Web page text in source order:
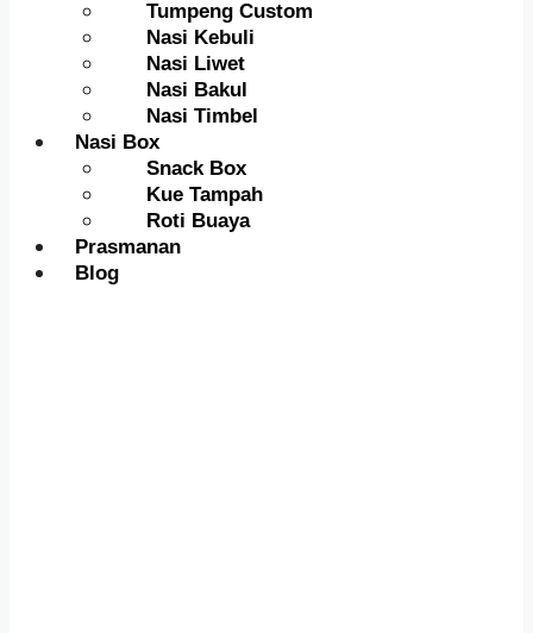
Tumpeng Custom
Nasi Kebuli
Nasi Liwet
Nasi Bakul
Nasi Timbel
Nasi Box
Snack Box
Kue Tampah
Roti Buaya
Prasmanan
Blog